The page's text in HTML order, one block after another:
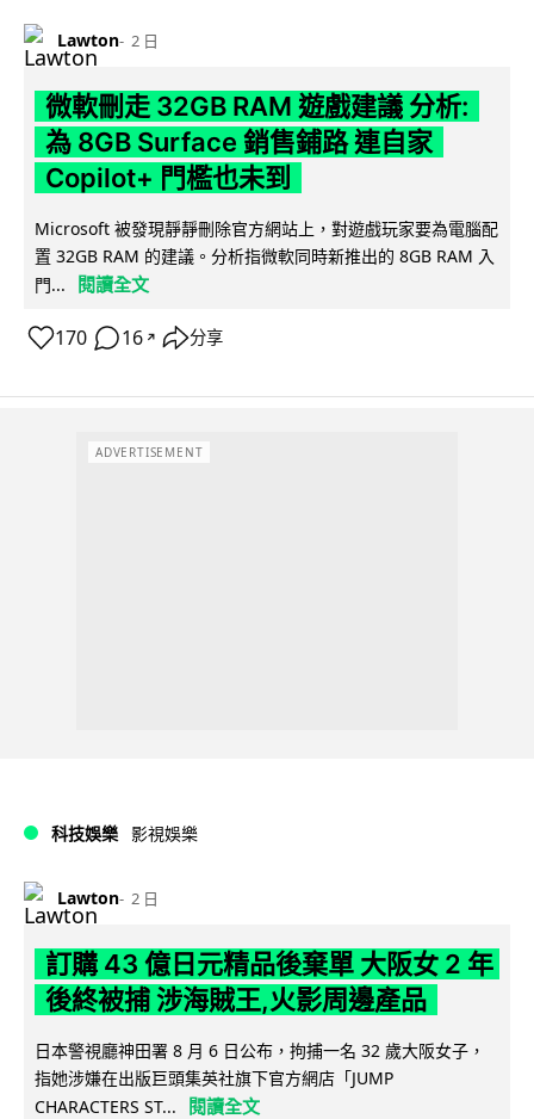
Lawton 2 日
微軟刪走 32GB RAM 遊戲建議 分析:
為 8GB Surface 銷售鋪路 連自家
Copilot+ 門檻也未到
Microsoft 被發現靜靜刪除官方網站上，對遊戲玩家要為電腦配
置 32GB RAM 的建議。分析指微軟同時新推出的 8GB RAM 入
門...
閱讀全文
170 16 ↗ 分享
ADVERTISEMENT
科技娛樂 影視娛樂
Lawton 2 日
訂購 43 億日元精品後棄單 大阪女 2 年
後終被捕 涉海賊王,火影周邊產品
日本警視廳神田署 8 月 6 日公布，拘捕一名 32 歲大阪女子，
指她涉嫌在出版巨頭集英社旗下官方網店「JUMP
CHARACTERS ST...
閱讀全文